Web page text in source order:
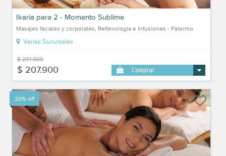
Ikaria para 2 - Momento Sublime
Masajes faciales y corporales, Reflexologia e Infusiones - Palermo
Varias Sucursales
$ 231.000
$ 207.900 Comprar
20% off